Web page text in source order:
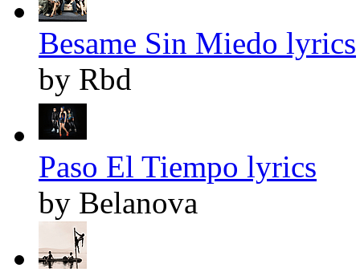
Besame Sin Miedo lyrics
by Rbd
Paso El Tiempo lyrics
by Belanova